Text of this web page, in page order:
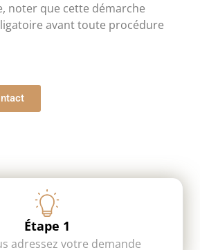
noter que cette démarche
avant toute procédure
Étape 1
adressez votre demande